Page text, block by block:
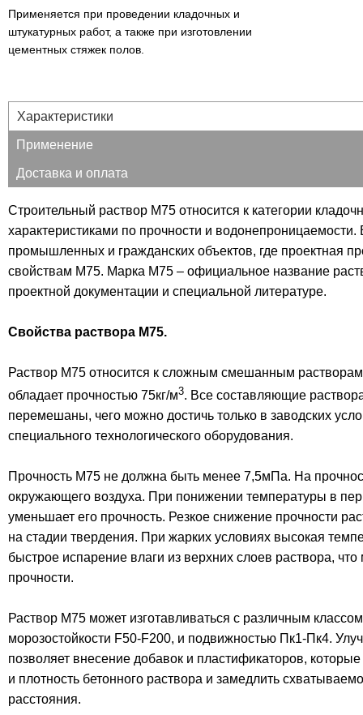
Применяется при проведении кладочных и
штукатурных работ, а также при изготовлении
цементных стяжек полов.
Характеристики
Применение
Доставка и оплата
Строительный раствор М75 относится к категории
характеристиками по прочности и водонепроницаемости.
промышленных и гражданских объектов, где проектная
свойствам М75. Марка М75 – официальное название
проектной документации и специальной литературе.
Свойства раствора М75.
Раствор М75 относится к сложным смешанным растворам,
обладает прочностью 75кг/м3. Все составляющие
перемешаны, чего можно достичь только в заводских
специального технологического оборудования.
Прочность М75 не должна быть менее 7,5мПа. На
окружающего воздуха. При понижении температуры в
уменьшает его прочность. Резкое снижение прочности
на стадии твердения. При жарких условиях высокая
быстрое испарение влаги из верхних слоев раствора,
прочности.
Раствор М75 может изготавливаться с различным
морозостойкости F50-F200, и подвижностью Пк1-Пк4.
позволяет внесение добавок и пластификаторов,
и плотность бетонного раствора и замедлить
расстояния.